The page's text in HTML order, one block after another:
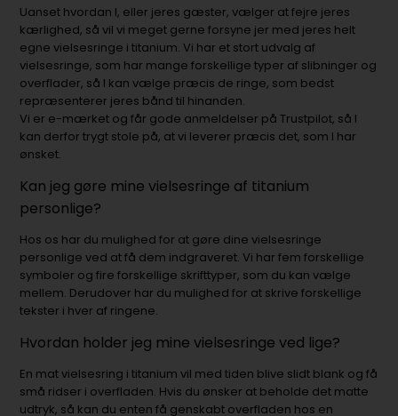
Uanset hvordan I, eller jeres gæster, vælger at fejre jeres
kærlighed, så vil vi meget gerne forsyne jer med jeres helt
egne vielsesringe i titanium. Vi har et stort udvalg af
vielsesringe, som har mange forskellige typer af slibninger og
overflader, så I kan vælge præcis de ringe, som bedst
repræsenterer jeres bånd til hinanden.
Vi er e-mærket og får gode anmeldelser på Trustpilot, så I
kan derfor trygt stole på, at vi leverer præcis det, som I har
ønsket.
Kan jeg gøre mine vielsesringe af titanium
personlige?
Hos os har du mulighed for at gøre dine vielsesringe
personlige ved at få dem indgraveret. Vi har fem forskellige
symboler og fire forskellige skrifttyper, som du kan vælge
mellem. Derudover har du mulighed for at skrive forskellige
tekster i hver af ringene.
Hvordan holder jeg mine vielsesringe ved lige?
En mat vielsesring i titanium vil med tiden blive slidt blank og få
små ridser i overfladen. Hvis du ønsker at beholde det matte
udtryk, så kan du enten få genskabt overfladen hos en